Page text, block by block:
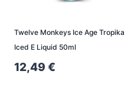
Twelve Monkeys Ice Age Tropika
Iced E Liquid 50ml
12,49 €